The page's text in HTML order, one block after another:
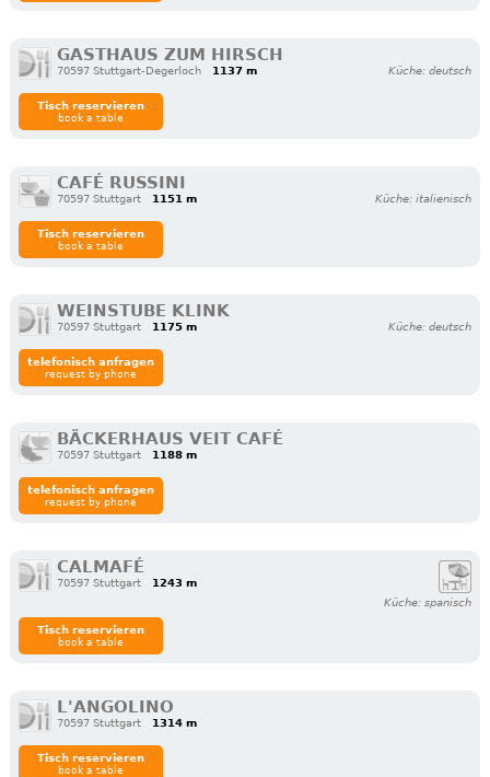
GASTHAUS ZUM HIRSCH
70597 Stuttgart-Degerloch 1137 m Küche: deutsch
Tisch reservieren
book a table
CAFÉ RUSSINI
70597 Stuttgart 1151 m Küche: italienisch
Tisch reservieren
book a table
WEINSTUBE KLINK
70597 Stuttgart 1175 m Küche: deutsch
telefonisch anfragen
request by phone
BÄCKERHAUS VEIT CAFÉ
70597 Stuttgart 1188 m
telefonisch anfragen
request by phone
CALMAFÉ
70597 Stuttgart
1243 m
Küche: spanisch
Tisch reservieren
book a table
L'ANGOLINO
70597 Stuttgart 1314 m
Tisch reservieren
book a table